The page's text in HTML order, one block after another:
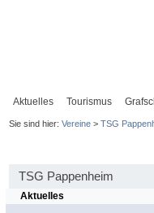
Aktuelles Tourismus
Sie sind hier: Vereine> TSG
TSG Pappenheim
Aktuelles